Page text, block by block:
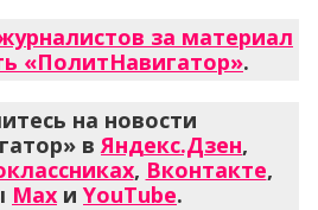
за материал
«ПолитНавигатор».
на новости
в Яндекс.Дзен,
, Вконтакте,
Max и YouTube.